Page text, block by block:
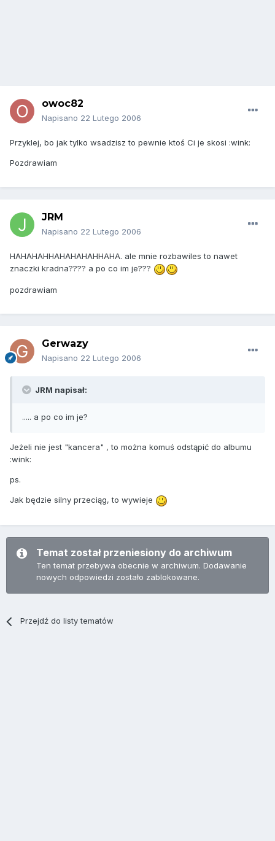
owoc82
Napisano 22 Lutego 2006
Przyklej, bo jak tylko wsadzisz to pewnie ktoś Ci je skosi :wink:
Pozdrawiam
JRM
Napisano 22 Lutego 2006
HAHAHAHHAHAHAHAHHAHA. ale mnie rozbawiles to nawet
znaczki kradna???? a po co im je???
pozdrawiam
Gerwazy
Napisano 22 Lutego 2006
JRM napisał:
..... a po co im je?
Jeżeli nie jest "kancera" , to można komuś odstąpić do albumu
:wink:
ps.
Jak będzie silny przeciąg, to wywieje
Temat został przeniesiony do archiwum
Ten temat przebywa obecnie w archiwum. Dodawanie
nowych odpowiedzi zostało zablokowane.
Przejdź do listy tematów